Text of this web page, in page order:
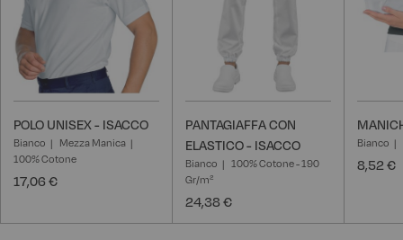
POLO UNISEX - ISACCO
Bianco
Mezza Manica
100% Cotone
17,06 €
PANTAGIAFFA CON
ELASTICO - ISACCO
Bianco
100% Cotone - 190
Gr/m²
24,38 €
Bianco
8,52 €